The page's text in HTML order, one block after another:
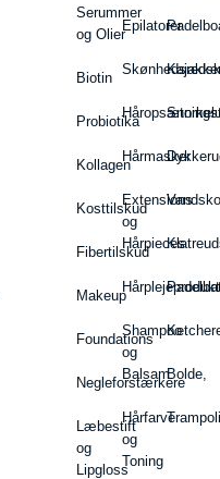
Serummer
og Olier
Biotin
Probiotika
Kollagen
Kosttilskud
Fibertilskud
Makeup
Foundations
Negleforstærkere
Læbestift
og
Lipgloss
Epilatorer
Hårmasker
Extensions
og
Hårpieces
Shampoo
og
Balsam
Hårfarve
og
Toning
Vandsko
Bolde,